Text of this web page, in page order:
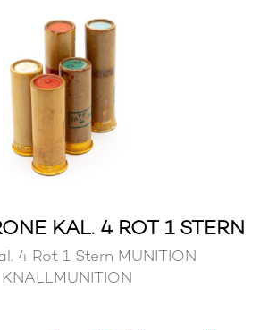
KAL. 4 ROT 1 STERN
4 Rot 1 Stern MUNITION